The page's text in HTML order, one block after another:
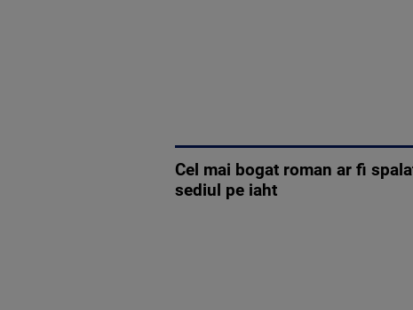
Cel mai bogat roman ar fi
sediul pe iaht